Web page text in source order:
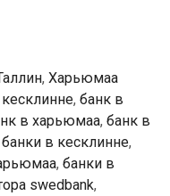
, Харьюмаа
, банк в
в харьюмаа, банк в
банки в кесклинне,
, банки в
swedbank,